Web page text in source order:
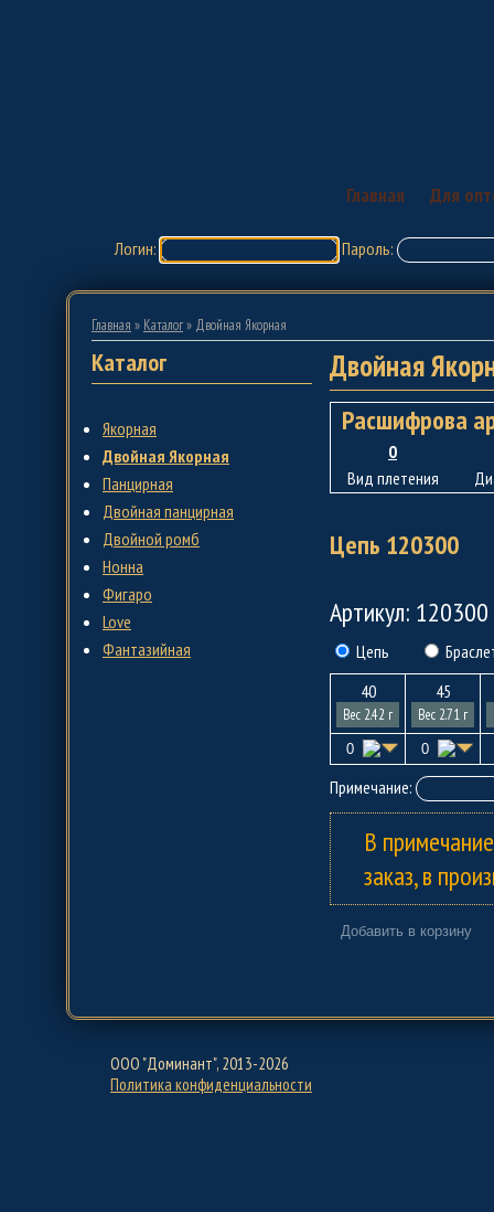
Главная Для
Логин: Пароль:
Главная » Каталог» Двойная Якорная
Каталог
Якорная
Двойная Якорная
Панцирная
Двойная панцирная
Двойной ромб
Нонна
Фигаро
Love
Фантазийная
Двойная
Расшифрова
0
Вид плетения
Цепь 120300
Артикул: 120300
Цепь
40
Вес 2.42 г
45
Вес 2.71 г
Примечание:
В
заказ, в
ООО "Доминант", 2013-2026
Политика конфиденциальности